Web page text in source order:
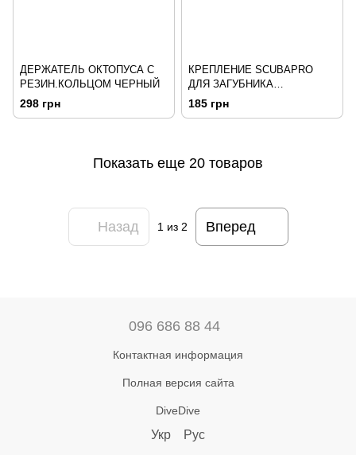
ДЕРЖАТЕЛЬ ОКТОПУСА С
РЕЗИН.КОЛЬЦОМ ЧЕРНЫЙ
298 грн
КРЕПЛЕНИЕ SCUBAPRO
ДЛЯ ЗАГУБНИКА
БЫСТРОСЪЕМНОЕ
185 грн
Показать еще 20 товаров
Назад 1из 2 Вперед
096 686 88 44
Контактная информация
Полная версия сайта
DiveDive
Укр Рус